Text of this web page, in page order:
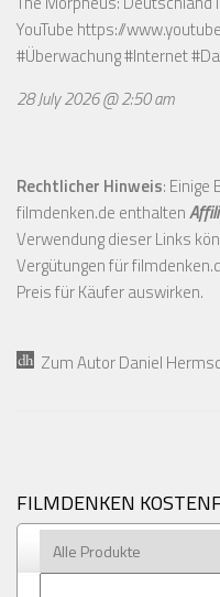
YouTube https://
#Überwachung #Internet
28 July 2026 @ 2:50 am
Rechtlicher Hinweis:
filmdenken.de enthalten
Verwendung dieser Links
Vergütungen für
Preis für Käufer auswirken.
Zum Autor Daniel
FILMDENKEN